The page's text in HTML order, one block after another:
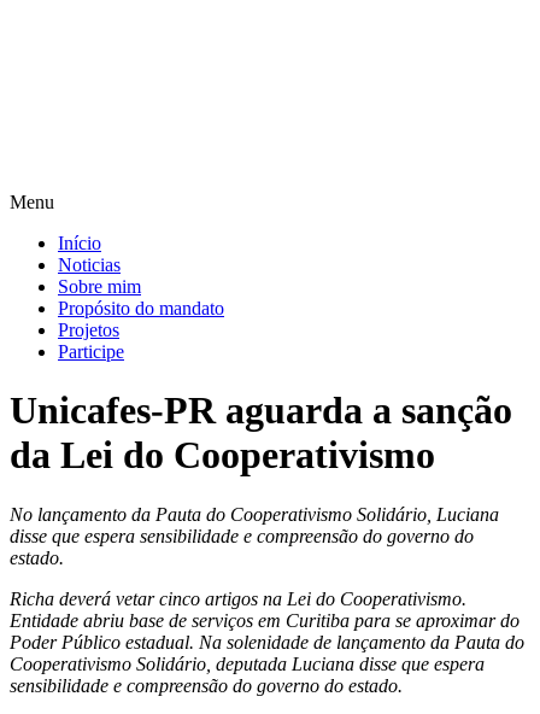
Menu
Início
Noticias
Sobre mim
Propósito do mandato
Projetos
Participe
Unicafes-PR aguarda a sanção
da Lei do Cooperativismo
No lançamento da Pauta do Cooperativismo Solidário, Luciana
disse que espera sensibilidade e compreensão do governo do
estado.
Richa deverá vetar cinco artigos na Lei do Cooperativismo.
Entidade abriu base de serviços em Curitiba para se aproximar do
Poder Público estadual. Na solenidade de lançamento da Pauta do
Cooperativismo Solidário, deputada Luciana disse que espera
sensibilidade e compreensão do governo do estado.